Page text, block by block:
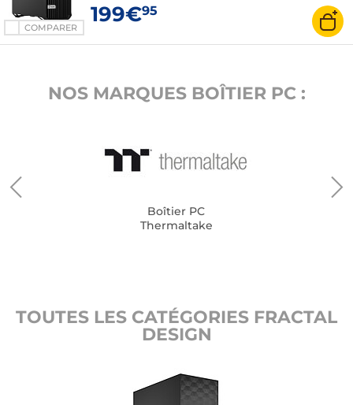
COMPARER
199€95
NOS MARQUES BOÎTIER PC :
Boîtier PC
Thermaltake
TOUTES LES CATÉGORIES FRACTAL
DESIGN